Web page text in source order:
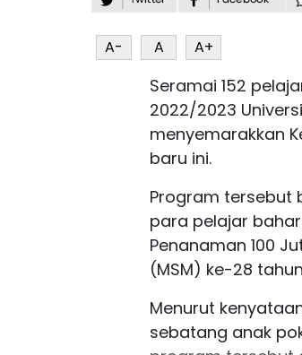
A- A A+
Seramai 152
2022/2023
menyemarakkan
baru ini.
Program tersebut
para pelajar
Penanaman 100
(MSM) ke-28
Menurut
sebatang anak